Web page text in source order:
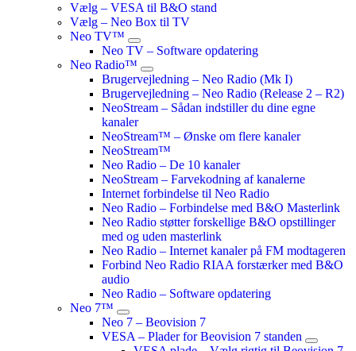
Vælg – VESA til B&O stand
Vælg – Neo Box til TV
Neo TV™
Neo TV – Software opdatering
Neo Radio™
Brugervejledning – Neo Radio (Mk I)
Brugervejledning – Neo Radio (Release 2 – R2)
NeoStream – Sådan indstiller du dine egne
kanaler
NeoStream™ – Ønske om flere kanaler
NeoStream™
Neo Radio – De 10 kanaler
NeoStream – Farvekodning af kanalerne
Internet forbindelse til Neo Radio
Neo Radio – Forbindelse med B&O Masterlink
Neo Radio støtter forskellige B&O opstillinger
med og uden masterlink
Neo Radio – Internet kanaler på FM modtageren
Forbind Neo Radio RIAA forstærker med B&O
audio
Neo Radio – Software opdatering
Neo 7™
Neo 7 – Beovision 7
VESA – Plader for Beovision 7 standen